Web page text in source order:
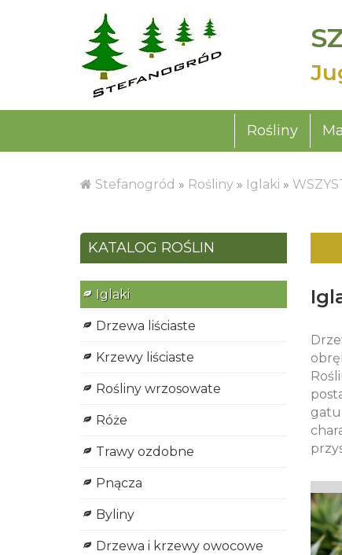
Rośliny
Stefanogród » Rośliny » Iglaki »
KATALOG ROŚLIN
Iglaki
Drzewa liściaste
Krzewy liściaste
Rośliny wrzosowate
Róże
Trawy ozdobne
Pnącza
Byliny
Drzewa i krzewy owocowe